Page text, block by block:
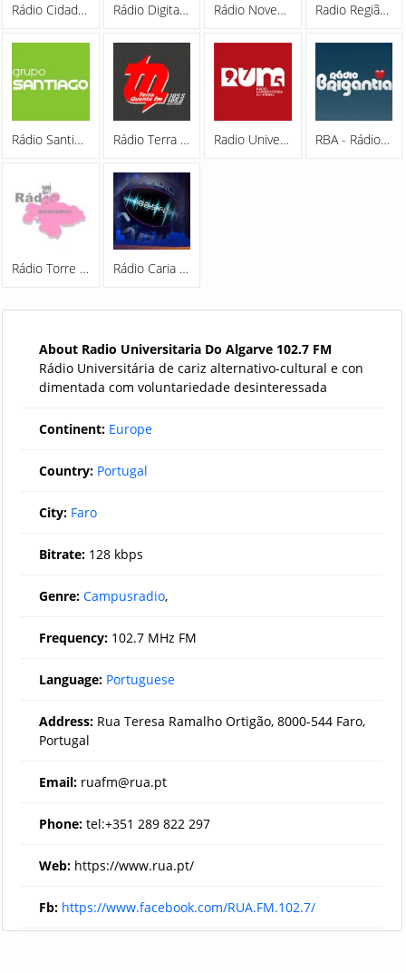
Rádio Cidade Hoje 94.0 FM Rádio Digital FM 105.0 Rádio Nove3cinco 93.5 FM Radio Região De Basto
Rádio Santiago 98.0 FM Rádio Terra Quente Radio Universitaria Do Minho 97.5 FM RBA - Rádio Bragança 89.2 FM
Rádio Torre De Moncorvo Rádio Caria 102.5 FM
About Radio Universitaria Do Algarve 102.7 FM
Rádio Universitária de cariz alternativo-cultural e con
dimentada com voluntariedade desinteressada
Continent: Europe
Country: Portugal
City: Faro
Bitrate: 128 kbps
Genre: Campusradio,
Frequency: 102.7 MHz FM
Language: Portuguese
Address: Rua Teresa Ramalho Ortigão, 8000-544 Faro,
Portugal
Email: ruafm@rua.pt
Phone: tel:+351 289 822 297
Web: https://www.rua.pt/
Fb: https://www.facebook.com/RUA.FM.102.7/